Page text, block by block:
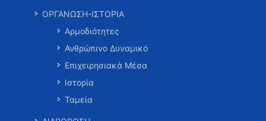
ΟΡΓΑΝΩΣΗ-ΙΣΤΟΡΙΑ
Αρμοδιότητες
Ανθρώπινο Δυναμικό
Επιχειρησιακά Μέσα
Ιστορία
Ταμεία